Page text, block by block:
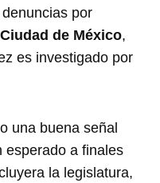
por
Ciudad de México,
es investigado por
una buena señal
esperado a finales
la legislatura,